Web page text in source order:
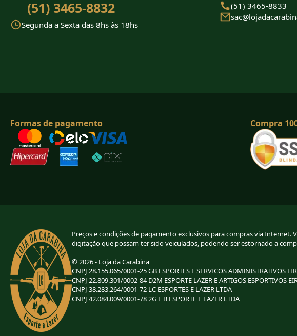
(51) 3465-8832
Segunda a Sexta das 8hs às 18hs
(51) 3465-8833
Formas de pagamento Compra
Preços e condições de pagamento exclusivos para compras via Internet.
digitação que possam ter sido veiculados, podendo ser estornado a
© 2026 - Loja da Carabina
CNPJ 28.155.065/0001-25 GB ESPORTES E SERVICOS ADMINISTRATIVOS
CNPJ 22.809.301/0002-84 D2M ESPORTE LAZER E ARTIGOS ESPORTIVOS
CNPJ 38.283.264/0001-72 LC ESPORTES E LAZER LTDA
CNPJ 42.084.009/0001-78 2G E B ESPORTE E LAZER LTDA